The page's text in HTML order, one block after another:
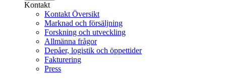
Kontakt
Kontakt Översikt
Marknad och försäljning
Forskning och utveckling
Allmänna frågor
Depåer, logistik och öppettider
Fakturering
Press